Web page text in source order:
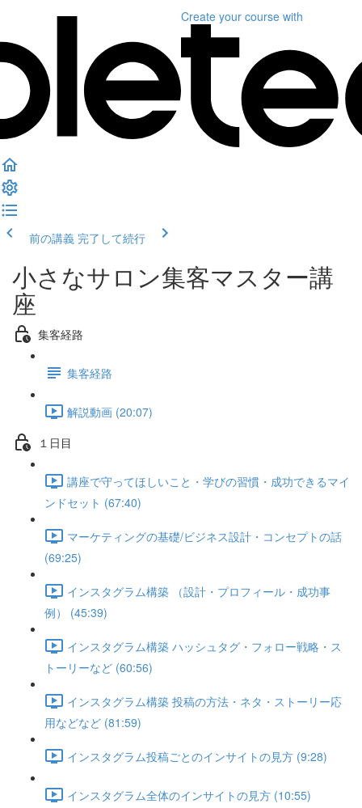
Create your course with
前の講義 完了して続行
小さなサロン集客マスター講
座
集客経路
集客経路
解説動画 (20:07)
１日目
講座で守ってほしいこと・学びの習慣・成功できるマイ
ンドセット (67:40)
マーケティングの基礎/ビジネス設計・コンセプトの話
(69:25)
インスタグラム構築 （設計・プロフィール・成功事
例） (45:39)
インスタグラム構築 ハッシュタグ・フォロー戦略・ス
トーリーなど (60:56)
インスタグラム構築 投稿の方法・ネタ・ストーリー応
用などなど (81:59)
インスタグラム投稿ごとのインサイトの見方 (9:28)
インスタグラム全体のインサイトの見方 (10:55)